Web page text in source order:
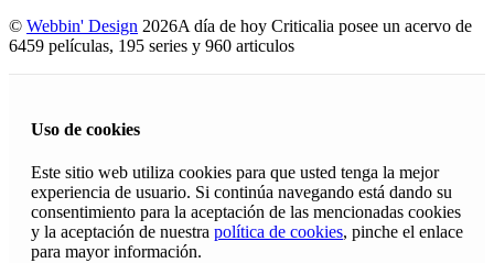
© Webbin' Design 2026A día de hoy Criticalia posee un acervo de
6459 películas, 195 series y 960 articulos
Uso de cookies
Este sitio web utiliza cookies para que usted tenga la mejor
experiencia de usuario. Si continúa navegando está dando su
consentimiento para la aceptación de las mencionadas cookies
y la aceptación de nuestra política de cookies, pinche el enlace
para mayor información.